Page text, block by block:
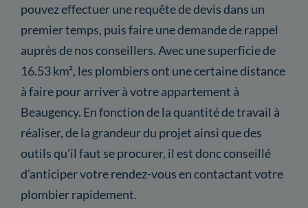
pouvez effectuer une requête de devis dans un
premier temps, puis faire une demande de rappel
auprès de nos conseillers. Avec une superficie de
16.53 km², les plombiers ont une certaine distance
à faire pour arriver à votre appartement à
Beaugency. En fonction de la quantité de travail à
réaliser, de la grandeur du projet ainsi que des
outils qu'il faut se procurer, il est donc conseillé
d'anticiper votre rendez-vous en contactant votre
plombier rapidement.